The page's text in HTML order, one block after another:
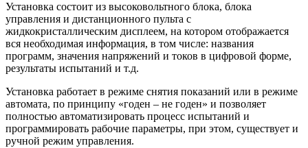
Установка состоит из высоковольтного блока, блока
управления и дистанционного пульта с
жидкокристаллическим дисплеем, на котором отображается
вся необходимая информация, в том числе: названия
программ, значения напряжений и токов в цифровой форме,
результаты испытаний и т.д.
Установка работает в режиме снятия показаний или в режиме
автомата, по принципу «годен – не годен» и позволяет
полностью автоматизировать процесс испытаний и
программировать рабочие параметры, при этом, существует и
ручной режим управления.